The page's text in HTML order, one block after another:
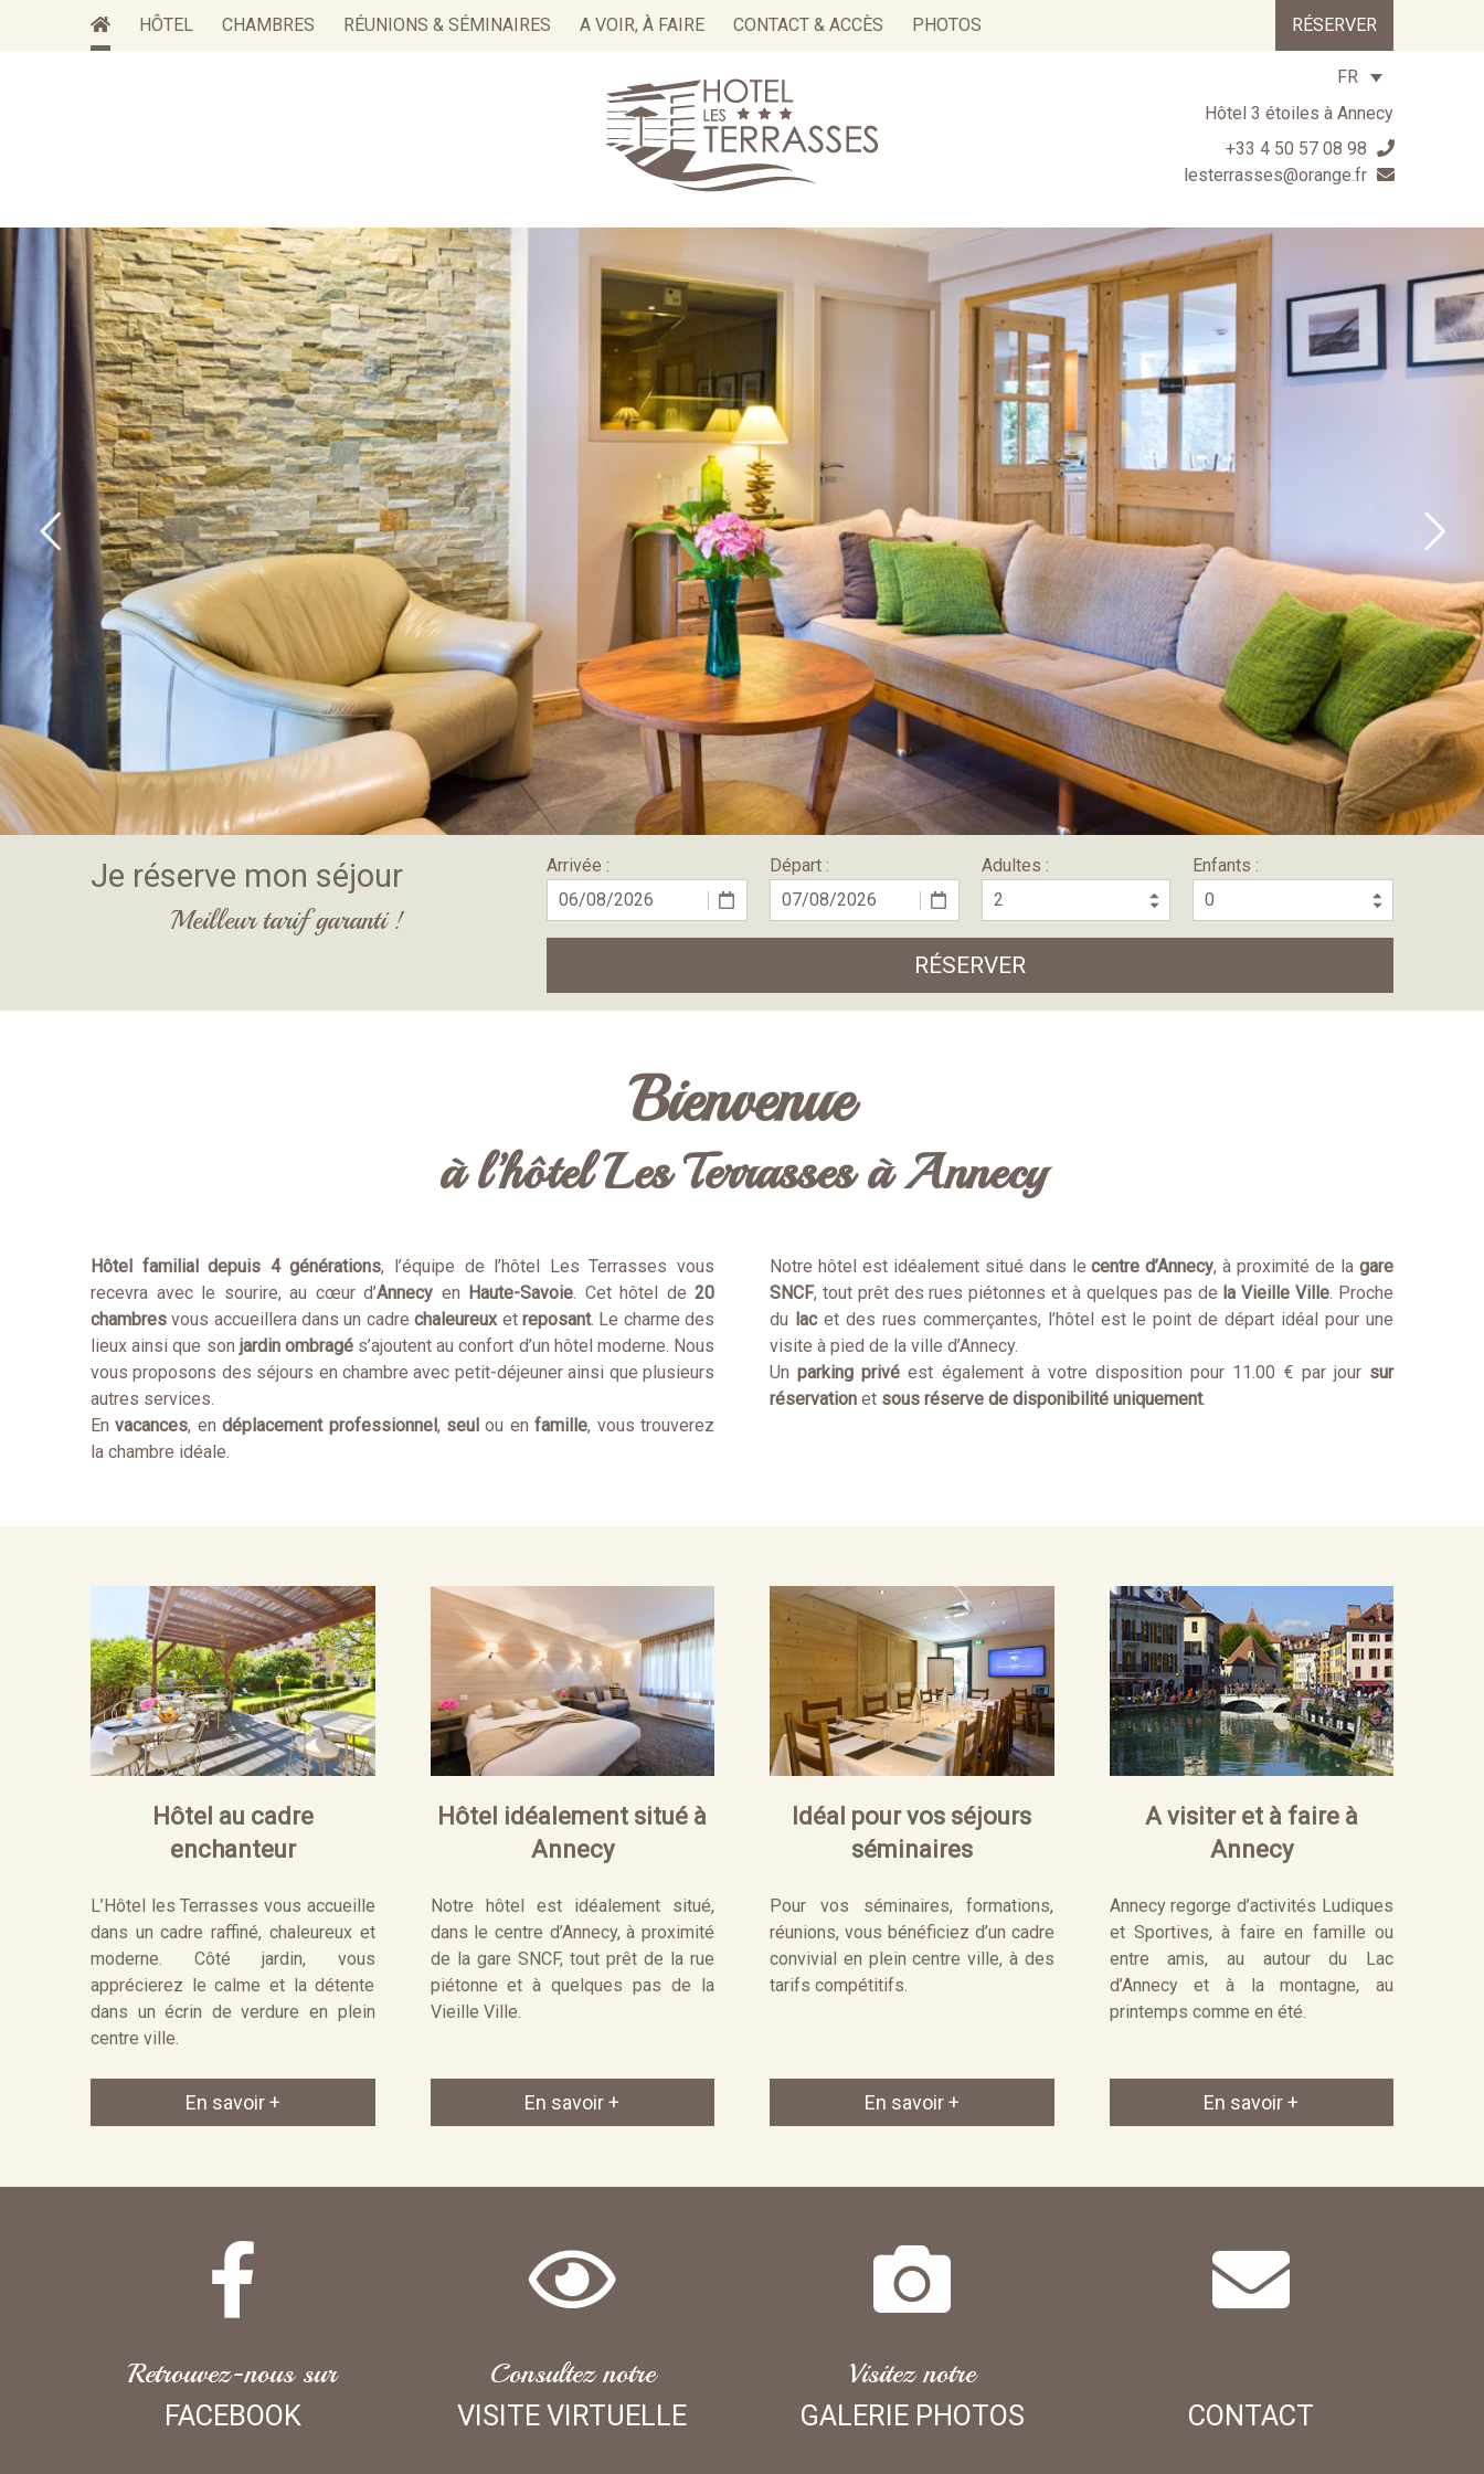
HÔTEL CHAMBRES RÉUNIONS & SÉMINAIRES A VOIR, À FAIRE CONTACT & ACCÈS PHOTOS RÉSERVER
FR
Hôtel 3 étoiles à Annecy
+33 4 50 57 08 98
lesterrasses@orange.fr
Je réserve mon séjour
Meilleur tarif garanti !
Arrivée : Départ : Adultes : Enfants :
Bienvenue
à l’hôtel Les Terrasses à Annecy
Hôtel familial depuis 4 générations, l’équipe de l’hôtel Les Terrasses vous
recevra avec le sourire, au cœur d’Annecy en Haute-Savoie . Cet hôtel de 20
chambresvous accueillera dans un cadrechaleureux et reposant. Le charme des
lieux ainsi que son jardin ombragés’ajoutent au confort d’un hôtel moderne. Nous
vous proposons des séjours en chambre avec petit-déjeuner ainsi que plusieurs
autres services.
Envacances, endéplacement professionnel, seulou enfamille, vous trouverez
la chambre idéale.
Notre hôtel est idéalement situé dans lecentre d’Annecy, à proximité de lagare
SNCF, tout prêt des rues piétonnes et à quelques pas de la Vieille Ville . Proche
du lacet des rues commerçantes, l’hôtel est le point de départ idéal pour une
visite à pied de la ville d’Annecy.
Unparking privé est également à votre disposition pour 11.00 € par jour sur
réservation et sous réserve de disponibilité uniquement.
Hôtel au cadre
enchanteur
L’Hôtel les Terrasses vous accueille
dans un cadre raffiné, chaleureux et
moderne. Côté jardin, vous
apprécierez le calme et la détente
dans un écrin de verdure en plein
centre ville.
En savoir +
Hôtel idéalement situé à
Annecy
Notre hôtel est idéalement situé,
dans le centre d’Annecy, à proximité
de la gare SNCF, tout prêt de la rue
piétonne et à quelques pas de la
Vieille Ville.
En savoir +
Idéal pour vos séjours
séminaires
Pour vos séminaires, formations,
réunions, vous bénéficiez d’un cadre
convivial en plein centre ville, à des
tarifs compétitifs.
En savoir +
A visiter et à faire à
Annecy
Annecy regorge d’activités Ludiques
et Sportives, à faire en famille ou
entre amis, au autour du Lac
d’Annecy et à la montagne, au
printemps comme en été.
En savoir +
Retrouvez-nous sur
FACEBOOK
Consultez notre
VISITE VIRTUELLE
Visitez notre
GALERIE PHOTOS CONTACT